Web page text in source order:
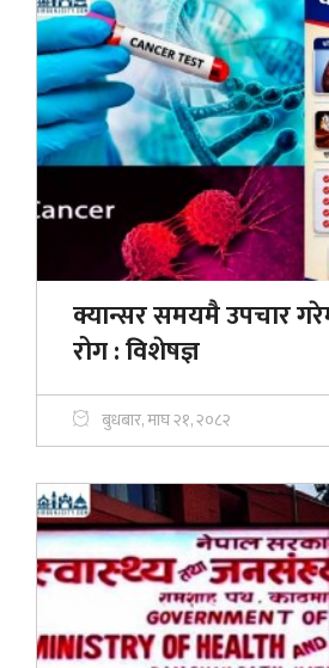
क्यान्सर समयमै उपचार
रोग : विशेषज्ञ
बुधबार, माघ २१, २०८२